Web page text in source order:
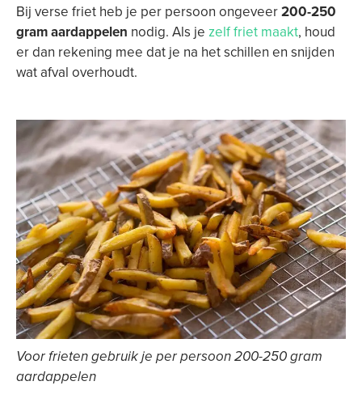
Bij verse friet heb je per persoon ongeveer200-250
gram aardappelen nodig. Als je zelf friet maakt, houd
er dan rekening mee dat je na het schillen en snijden
wat afval overhoudt.
Voor frieten gebruik je per persoon 200-250 gram
aardappelen